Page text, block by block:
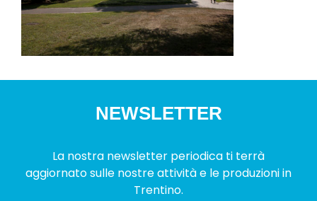
NEWSLETTER
La nostra newsletter periodica ti terrà
aggiornato sulle nostre attività e le produzioni in
Trentino.